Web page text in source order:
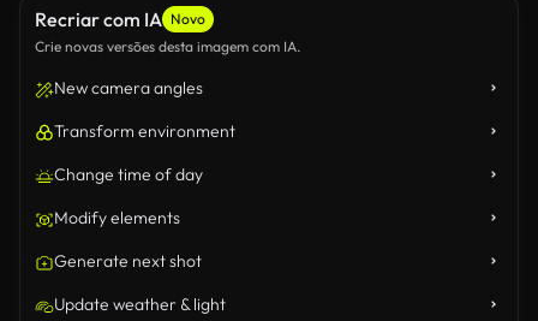
Recriar com IA Novo
Crie novas versões desta imagem com IA.
New camera angles
Transform environment
Change time of day
Modify elements
Generate next shot
Update weather & light